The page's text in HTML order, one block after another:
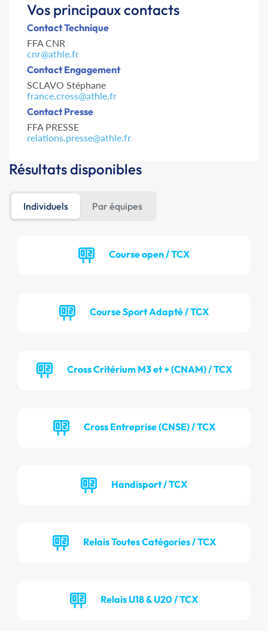
Vos principaux contacts
Contact Technique
FFA CNR
cnr@athle.fr
Contact Engagement
SCLAVO Stéphane
france.cross@athle.fr
Contact Presse
FFA PRESSE
relations.presse@athle.fr
Résultats disponibles
Individuels Par équipes
Course open / TCX
Course Sport Adapté / TCX
Cross Critérium M3 et + (CNAM) / TCX
Cross Entreprise (CNSE) / TCX
Handisport / TCX
Relais Toutes Catégories / TCX
Relais U18 & U20 / TCX